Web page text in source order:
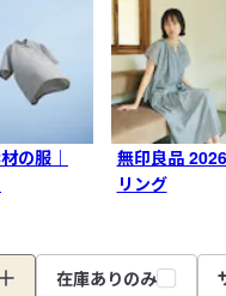
の服｜
無印良品
リング
在庫ありのみ